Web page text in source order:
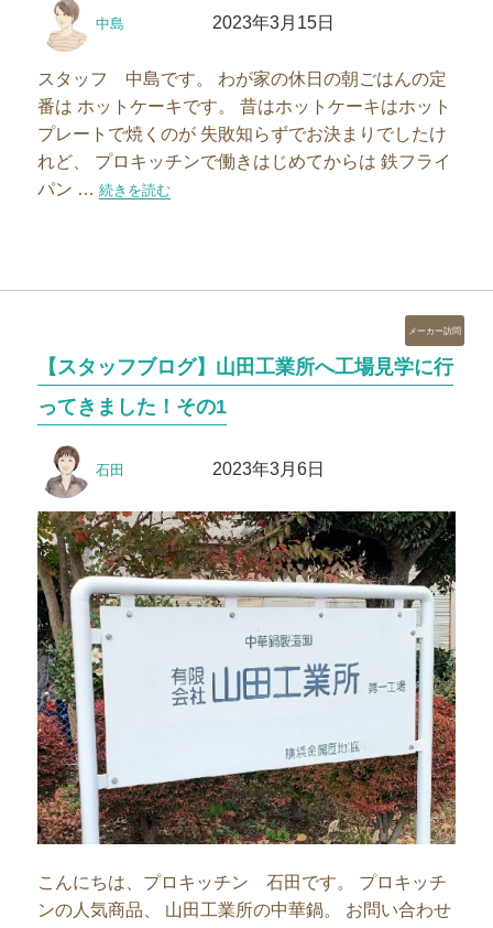
稿
中島 2023年3月15日
スタッフ 中島です。 わが家の休日の朝ごはんの定
番は ホットケーキです。 昔はホットケーキはホット
プレートで焼くのが 失敗知らずでお決まりでしたけ
れど、 プロキッチンで働きはじめてからは 鉄フライ
パン …“【スタッフブログ】休日の朝ごはんの定番は…”の
続きを読む
【スタッフブログ】山田工業所へ工場見学に行
ってきました！その1
稿
石田 2023年3月6日
カ
テ
ゴ
メーカー訪問
こんにちは、プロキッチン 石田です。 プロキッチ
ンの人気商品、 山田工業所の中華鍋。 お問い合わせ